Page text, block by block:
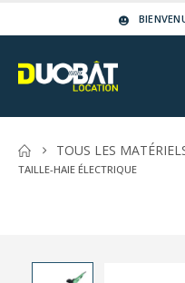
TOUS LES
TAILLE-HAIE ÉLECTRIQUE